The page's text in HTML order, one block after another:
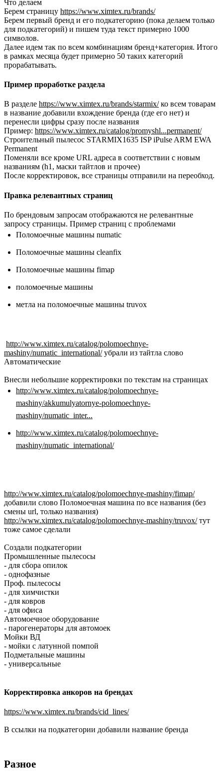
Что делаем
Берем страницу https://www.ximtex.ru/brands/
Берем первый бренд и его подкатегорию (пока делаем только
для подкатегорий) и пишем туда текст примерно 1000
символов.
Далее идем так по всем комбинациям бренд+категория. Итого
в рамках месяца будет примерно 50 таких категорий
прорабатывать.
Пример проработке раздела
В разделе https://www.ximtex.ru/brands/starmix/ко всем товарам
в название добавили вхождение бренда (где его нет) и
перенесли цифры сразу после названия
Пример: https://www.ximtex.ru/catalog/promyshl...permanent/
Строительный пылесос STARMIX1635 ISP iPulse ARM EWA
Permanent
Поменяли все кроме URL адреса в соответствии с новым
названиям (h1, маски тайтлов и прочее)
После корректировок, все страницы отправили на переобход.
Правка релевантных страниц
По брендовым запросам отображаются не релевантные
запросу страницы. Пример страниц с проблемами
Поломоечные машины numatic
Поломоечные машины cleanfix
Поломоечные машины fimap
поломоечные машины
метла на поломоечные машины truvox
http://www.ximtex.ru/catalog/polomoechnye-
mashiny/numatic_international/убрали из тайтла слово
Автоматические
Внесли небольшие корректировки по текстам на страницах
http://www.ximtex.ru/catalog/polomoechnye-
mashiny/akkumulyatornye-polomoechnye-
mashiny/numatic_inter...
http://www.ximtex.ru/catalog/polomoechnye-
mashiny/numatic_international/
http://www.ximtex.ru/catalog/polomoechnye-mashiny/fimap/
добавили слово Поломоечная машина по все названия (без
смены url, только названия)
http://www.ximtex.ru/catalog/polomoechnye-mashiny/truvox/тут
тоже самое сделали
Создали подкатегории
Промышленные пылесосы
- для сбора опилок
- однофазные
Проф. пылесосы
- для химчистки
- для ковров
- для офиса
Автомоечное оборудование
- парогенераторы для автомоек
Мойки ВД
- мойки с латунной помпой
Подметальные машины
- универсальные
Корректировка анкоров на брендах
https://www.ximtex.ru/brands/cid_lines/
В ссылки на подкатегории добавили название бренда
Разное